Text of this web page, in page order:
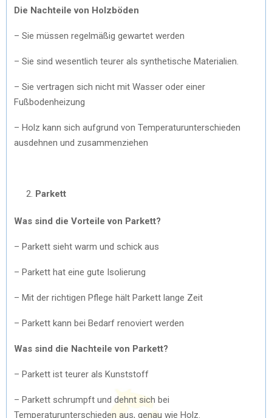
Die Nachteile von Holzböden
– Sie müssen regelmäßig gewartet werden
– Sie sind wesentlich teurer als synthetische Materialien.
– Sie vertragen sich nicht mit Wasser oder einer
Fußbodenheizung
– Holz kann sich aufgrund von Temperaturunterschieden
ausdehnen und zusammenziehen
Parkett
Was sind die Vorteile von Parkett?
– Parkett sieht warm und schick aus
– Parkett hat eine gute Isolierung
– Mit der richtigen Pflege hält Parkett lange Zeit
– Parkett kann bei Bedarf renoviert werden
Was sind die Nachteile von Parkett?
– Parkett ist teurer als Kunststoff
– Parkett schrumpft und dehnt sich bei
Temperaturunterschieden aus, genau wie Holz.